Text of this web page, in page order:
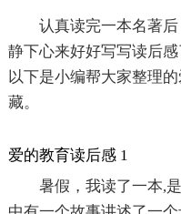
认真读完一本名著
静下心来好好写写读后
以下是小编帮大家整理
藏。
爱的教育读后感 1
暑假，我读了一本,